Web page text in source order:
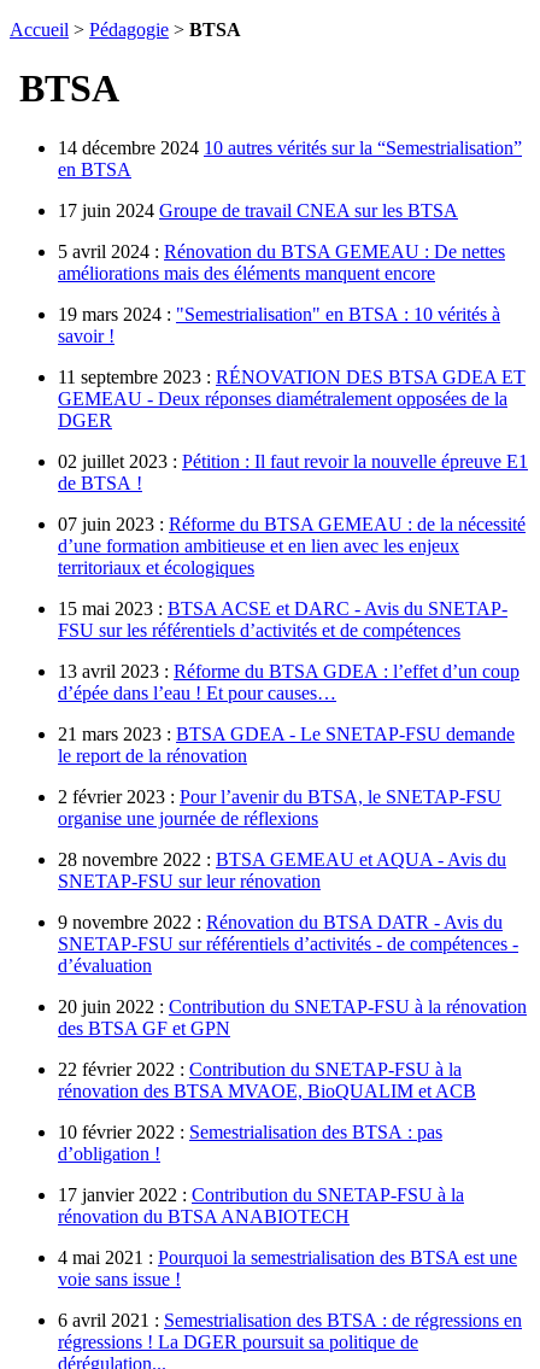
Accueil > Pédagogie > BTSA
BTSA
14 décembre 2024 10 autres vérités sur la “Semestrialisation”
en BTSA
17 juin 2024 Groupe de travail CNEA sur les BTSA
5 avril 2024 : Rénovation du BTSA GEMEAU : De nettes
améliorations mais des éléments manquent encore
19 mars 2024 : "Semestrialisation" en BTSA : 10 vérités à
savoir !
11 septembre 2023 : RÉNOVATION DES BTSA GDEA ET
GEMEAU - Deux réponses diamétralement opposées de la
DGER
02 juillet 2023 : Pétition : Il faut revoir la nouvelle épreuve E1
de BTSA !
07 juin 2023 : Réforme du BTSA GEMEAU : de la nécessité
d’une formation ambitieuse et en lien avec les enjeux
territoriaux et écologiques
15 mai 2023 : BTSA ACSE et DARC - Avis du SNETAP-
FSU sur les référentiels d’activités et de compétences
13 avril 2023 : Réforme du BTSA GDEA : l’effet d’un coup
d’épée dans l’eau ! Et pour causes…
21 mars 2023 : BTSA GDEA - Le SNETAP-FSU demande
le report de la rénovation
2 février 2023 : Pour l’avenir du BTSA, le SNETAP-FSU
organise une journée de réflexions
28 novembre 2022 : BTSA GEMEAU et AQUA - Avis du
SNETAP-FSU sur leur rénovation
9 novembre 2022 : Rénovation du BTSA DATR - Avis du
SNETAP-FSU sur référentiels d’activités - de compétences -
d’évaluation
20 juin 2022 : Contribution du SNETAP-FSU à la rénovation
des BTSA GF et GPN
22 février 2022 : Contribution du SNETAP-FSU à la
rénovation des BTSA MVAOE, BioQUALIM et ACB
10 février 2022 : Semestrialisation des BTSA : pas
d’obligation !
17 janvier 2022 : Contribution du SNETAP-FSU à la
rénovation du BTSA ANABIOTECH
4 mai 2021 : Pourquoi la semestrialisation des BTSA est une
voie sans issue !
6 avril 2021 : Semestrialisation des BTSA : de régressions en
régressions ! La DGER poursuit sa politique de
dérégulation...